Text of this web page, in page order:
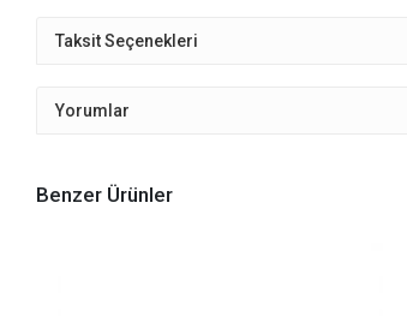
Taksit Seçenekleri
Yorumlar
Benzer Ürünler